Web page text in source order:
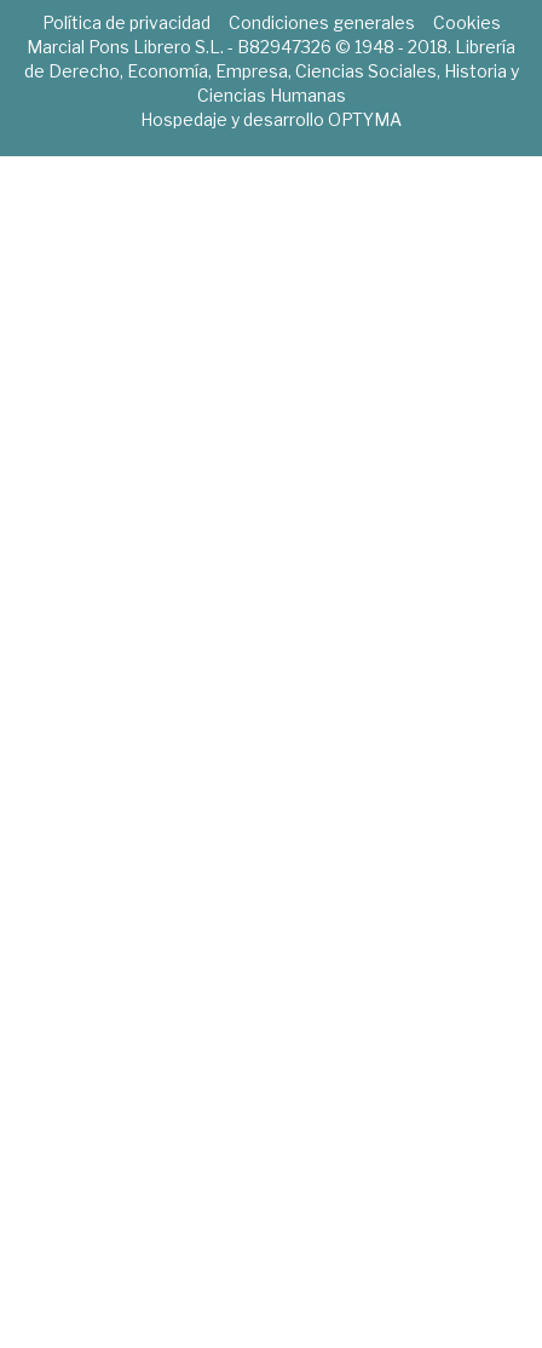
Política de privacidad Condiciones generales
Cookies
Marcial Pons Librero S.L. - B82947326 © 1948 - 2018. Librería
de Derecho, Economía, Empresa, Ciencias Sociales, Historia y
Ciencias Humanas
Hospedaje y desarrollo OPTYMA